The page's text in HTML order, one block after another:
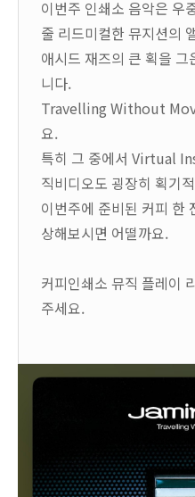
이번주 인쇄소 음악은 우
줄 리드미컬한 뮤지션의
애시드 재즈의 큰 획을
니다.
Travelling Without
요.
특히 그 중에서 Virtual
직비디오도 굉장히 획기
이번주에 준비된 커피 한
상해보시면 어떨까요.
커피인쇄소 뮤직 플레이
주세요.